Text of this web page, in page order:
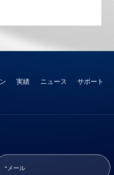
実績 ニュース サポート